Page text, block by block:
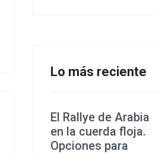
Lo más reciente
El Rallye de Arabia
en la cuerda floja.
Opciones para